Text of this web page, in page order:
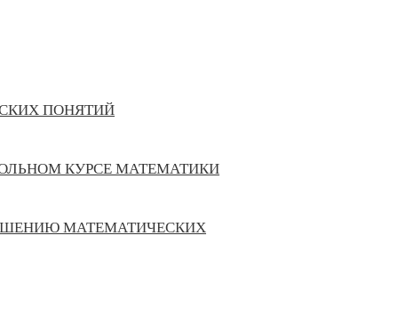
ПОНЯТИЙ
КУРСЕ МАТЕМАТИКИ
МАТЕМАТИЧЕСКИХ